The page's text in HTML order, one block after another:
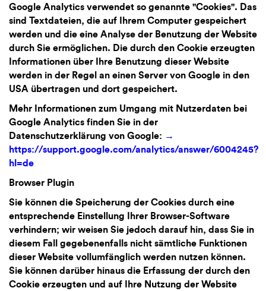
Google Analytics verwendet so genannte "Cookies". Das
sind Textdateien, die auf Ihrem Computer gespeichert
werden und die eine Analyse der Benutzung der Website
durch Sie ermöglichen. Die durch den Cookie erzeugten
Informationen über Ihre Benutzung dieser Website
werden in der Regel an einen Server von Google in den
USA übertragen und dort gespeichert.
Mehr Informationen zum Umgang mit Nutzerdaten bei
Google Analytics finden Sie in der
Datenschutzerklärung von Google:
https://support.google.com/analytics/answer/6004245?
hl=de
Browser Plugin
Sie können die Speicherung der Cookies durch eine
entsprechende Einstellung Ihrer Browser-Software
verhindern; wir weisen Sie jedoch darauf hin, dass Sie in
diesem Fall gegebenenfalls nicht sämtliche Funktionen
dieser Website vollumfänglich werden nutzen können.
Sie können darüber hinaus die Erfassung der durch den
Cookie erzeugten und auf Ihre Nutzung der Website